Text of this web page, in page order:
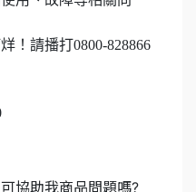
！請播打0800-828866
協助我商品問題嗎?